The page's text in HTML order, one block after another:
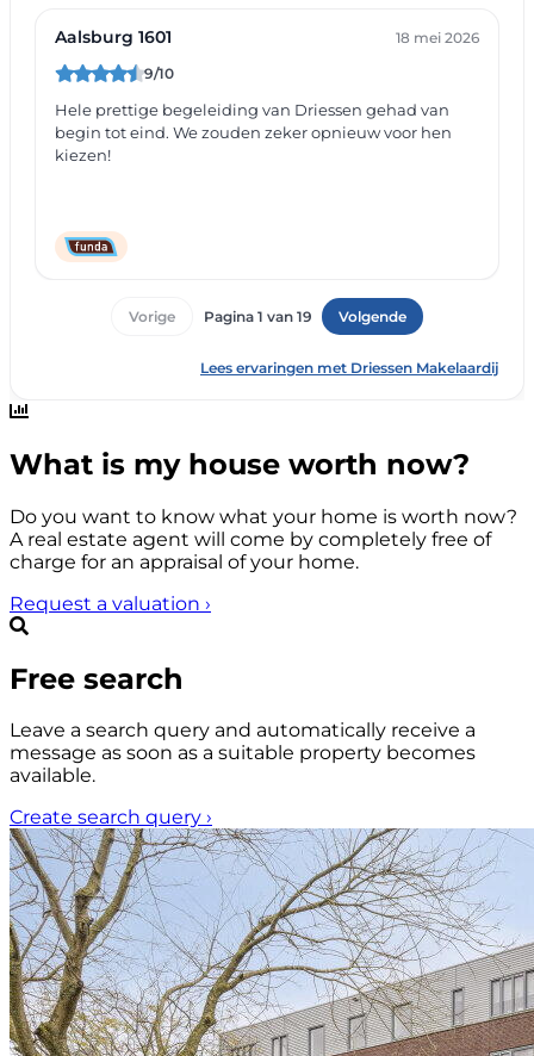
What is my house worth now?
Do you want to know what your home is worth now?
A real estate agent will come by completely free of
charge for an appraisal of your home.
Request a valuation ›
Free search
Leave a search query and automatically receive a
message as soon as a suitable property becomes
available.
Create search query ›